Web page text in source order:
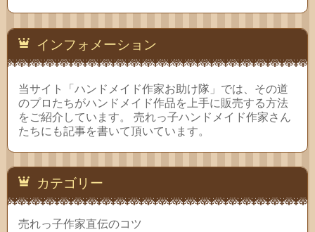
インフォメーション
当サイト「ハンドメイド作家お助け隊」では、その道
のプロたちがハンドメイド作品を上手に販売する方法
をご紹介しています。 売れっ子ハンドメイド作家さん
たちにも記事を書いて頂いています。
カテゴリー
売れっ子作家直伝のコツ